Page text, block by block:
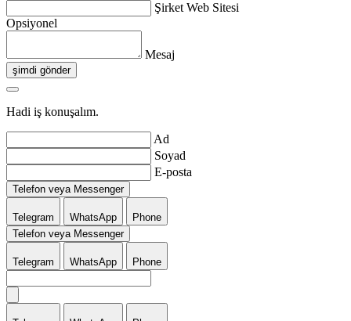
Şirket Web Sitesi
Opsiyonel
Mesaj
şimdi gönder
Hadi iş konuşalım.
Ad
Soyad
E-posta
Telefon veya Messenger
Telegram WhatsApp
Phone
Telefon veya Messenger
Telegram WhatsApp Phone